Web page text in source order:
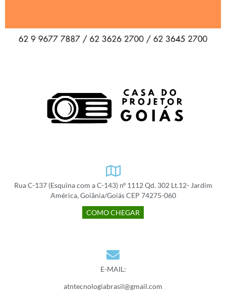
Rua C-137 (Esquina com a C-143) nº 1112 Qd. 302 Lt.12- Jardim
América, Goiânia/Goiás CEP 74275-060
COMO CHEGAR
E-MAIL:
atntecnologiabrasil@gmail.com